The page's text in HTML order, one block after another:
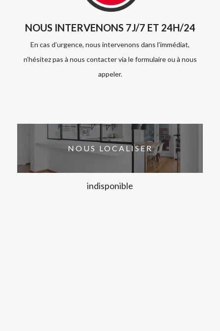
NOUS INTERVENONS 7J/7 ET 24H/24
En cas d’urgence, nous intervenons dans l’immédiat,
n’hésitez pas à nous contacter via le formulaire ou à nous
appeler.
NOUS LOCALISER
indisponible